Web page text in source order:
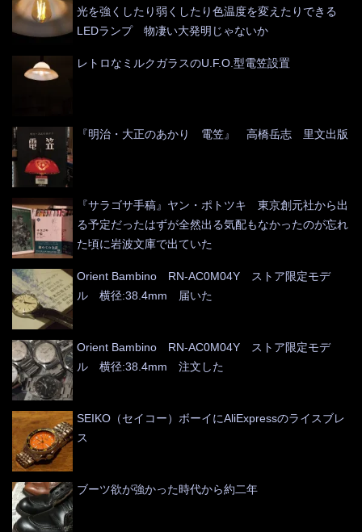
光を強くしたり弱くしたり色温度を変えたりできる
LEDランプ 物凄い大発明じゃないか
レトロなミルクガラスのU.F.O.型電笠設置
『明治・大正のあかり 電笠』 高橋岳志 里文出版
『サラゴサ手稿』ヤン・ポトツキ 東京創元社から出
る予定だったはずが全然出る気配もなかったのが忘れ
た頃に岩波文庫で出ていた
Orient Bambino RN-AC0M04Y ストア限定モデ
ル 横径:38.4mm 届いた
Orient Bambino RN-AC0M04Y ストア限定モデ
ル 横径:38.4mm 注文した
SEIKO（セイコー）ボーイにAliExpressのライスブレ
ス
ブーツ欲が強かった時代から約二年